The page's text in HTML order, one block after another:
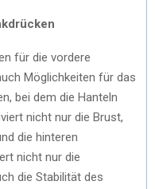
für die vordere
Möglichkeiten für das
bei dem die Hanteln
nicht nur die Brust,
die hinteren
nicht nur die
die Stabilität des